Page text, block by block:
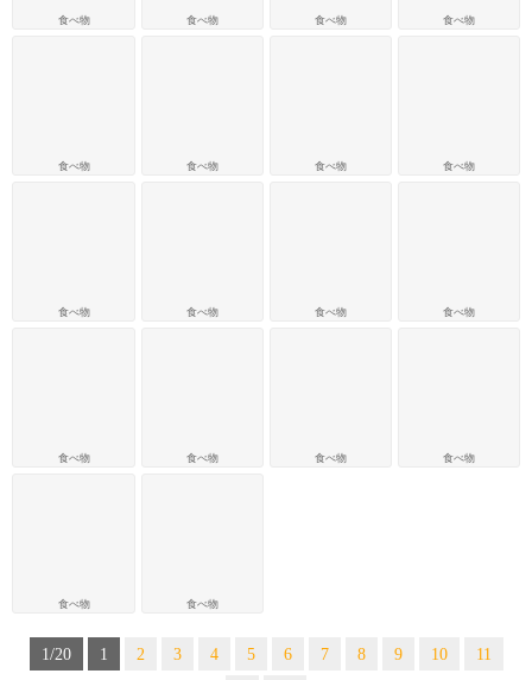
食べ物
食べ物
食べ物
食べ物
食べ物
食べ物
食べ物
食べ物
食べ物
食べ物
食べ物
食べ物
食べ物
食べ物
食べ物
食べ物
食べ物
食べ物
1/20 1 2 3 4 5 6 7 8 9 10
11